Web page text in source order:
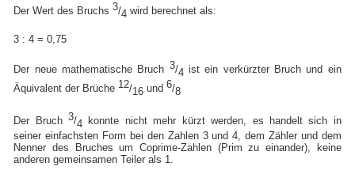
Der Wert des Bruchs3/4 wird berechnet als:
3 : 4 = 0,75
Der neue mathematische Bruch 3/4 ist ein verkürzter Bruch und ein
Äquivalent der Brüche 12/16 und6/8
Der Bruch3/4 konnte nicht mehr kürzt werden, es handelt sich in
seiner einfachsten Form bei den Zahlen 3 und 4, dem Zähler und dem
Nenner des Bruches um Coprime-Zahlen (Prim zu einander), keine
anderen gemeinsamen Teiler als 1.